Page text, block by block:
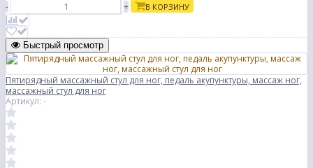
-
+ В КОРЗИНУ
Быстрый просмотр
Пятирядный массажный стул для ног, педаль акупунктуры, массаж ног,
массажный стул для ног
Артикул: -